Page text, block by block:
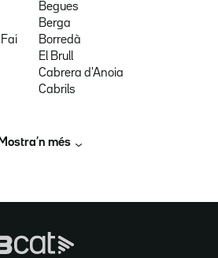
Begues
Berga
Fai
Borredà
El Brull
Cabrera d'Anoia
Cabrils
Mostra’n més